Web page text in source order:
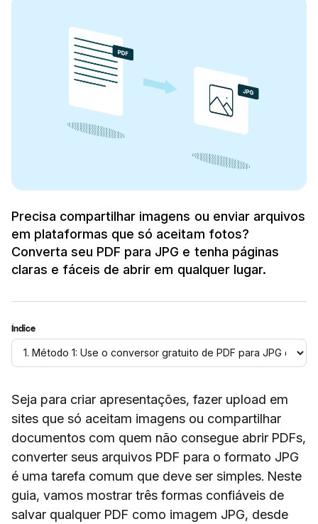
Precisa compartilhar imagens ou enviar arquivos
em plataformas que só aceitam fotos?
Converta seu PDF para JPG e tenha páginas
claras e fáceis de abrir em qualquer lugar.
Índice
Seja para criar apresentações, fazer upload em
sites que só aceitam imagens ou compartilhar
documentos com quem não consegue abrir PDFs,
converter seus arquivos PDF para o formato JPG
é uma tarefa comum que deve ser simples. Neste
guia, vamos mostrar três formas confiáveis de
salvar qualquer PDF como imagem JPG, desde